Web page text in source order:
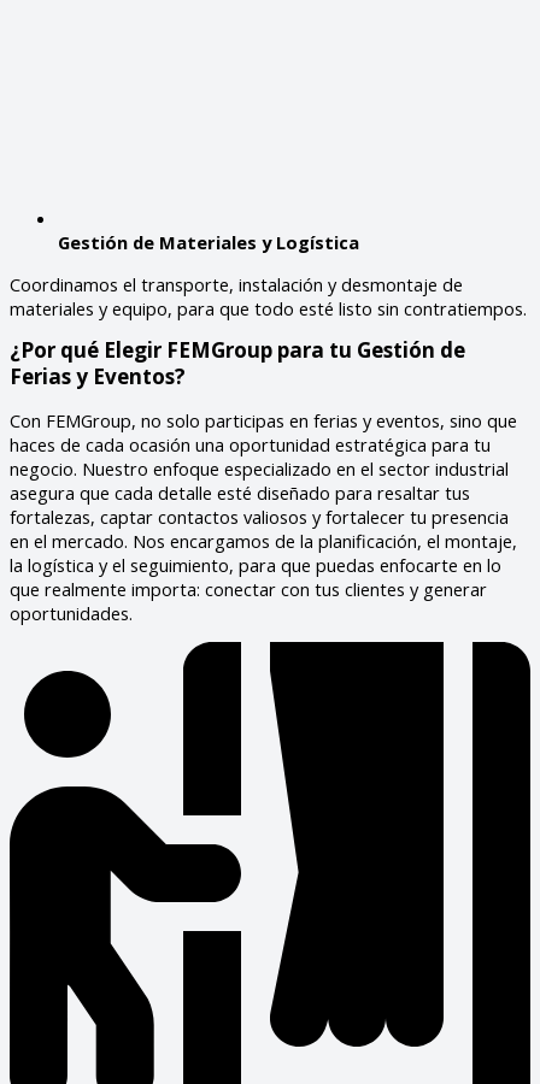
Gestión de Materiales y Logística
Coordinamos el transporte, instalación y desmontaje de
materiales y equipo, para que todo esté listo sin contratiempos.
¿Por qué Elegir FEMGroup para tu Gestión de
Ferias y Eventos?
Con FEMGroup, no solo participas en ferias y eventos, sino que
haces de cada ocasión una oportunidad estratégica para tu
negocio. Nuestro enfoque especializado en el sector industrial
asegura que cada detalle esté diseñado para resaltar tus
fortalezas, captar contactos valiosos y fortalecer tu presencia
en el mercado. Nos encargamos de la planificación, el montaje,
la logística y el seguimiento, para que puedas enfocarte en lo
que realmente importa: conectar con tus clientes y generar
oportunidades.